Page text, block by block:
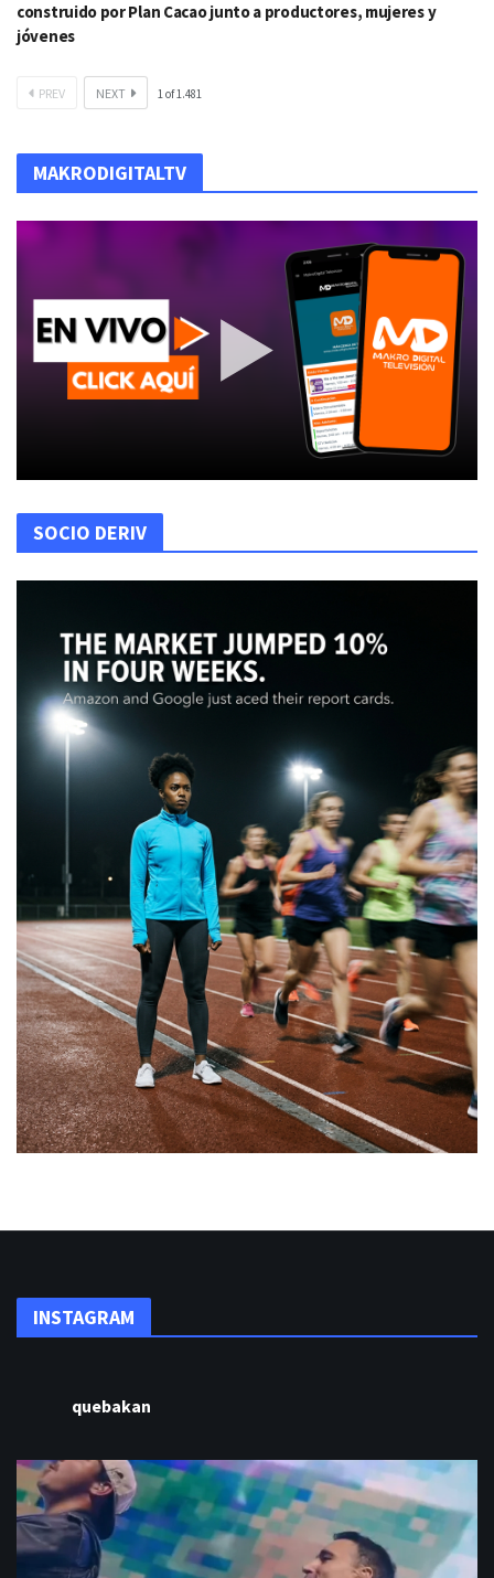
construido por Plan Cacao junto a productores, mujeres y
jóvenes
PREV NEXT 1of1.481
MAKRODIGITALTV
SOCIO DERIV
INSTAGRAM
quebakan